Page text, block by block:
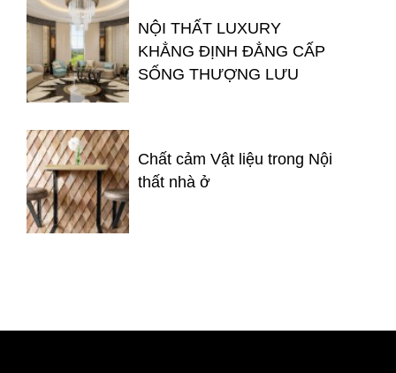
NỘI THẤT LUXURY
KHẲNG ĐỊNH ĐẲNG CẤP
SỐNG THƯỢNG LƯU
Chất cảm Vật liệu trong Nội
thất nhà ở